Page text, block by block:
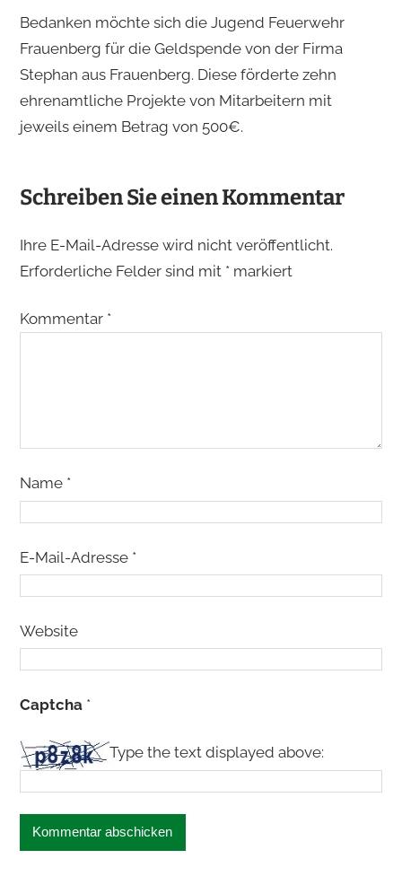
Bedanken möchte sich die Jugend Feuerwehr
Frauenberg für die Geldspende von der Firma
Stephan aus Frauenberg. Diese förderte zehn
ehrenamtliche Projekte von Mitarbeitern mit
jeweils einem Betrag von 500€.
Schreiben Sie einen Kommentar
Ihre E-Mail-Adresse wird nicht veröffentlicht.
Erforderliche Felder sind mit *markiert
Kommentar *
Name *
E-Mail-Adresse *
Website
Captcha *
Type the text displayed above: